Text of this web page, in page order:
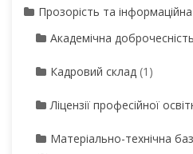
Прозорість та інформаційна
Академічна доброчесність
Кадровий склад (1)
Ліцензії професійної
Матеріально-технічна